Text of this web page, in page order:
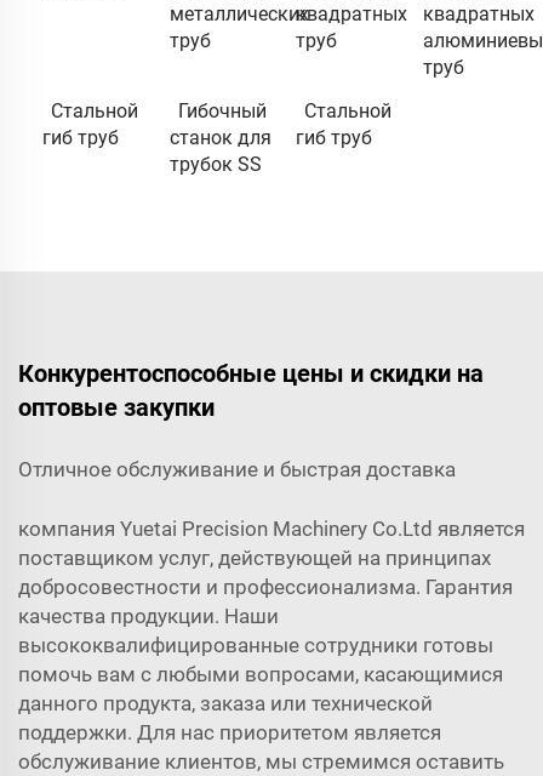
металлических
труб
квадратных
труб
квадратных
труб
Стальной
гиб труб
Гибочный
станок для
трубок SS
Стальной
гиб труб
Конкурентоспособные цены и скидки на
оптовые закупки
Отличное обслуживание и быстрая доставка
компания Yuetai Precision Machinery Co.Ltd является
поставщиком услуг, действующей на принципах
добросовестности и профессионализма. Гарантия
качества продукции. Наши
высококвалифицированные сотрудники готовы
помочь вам с любыми вопросами, касающимися
данного продукта, заказа или технической
поддержки. Для нас приоритетом является
обслуживание клиентов, мы стремимся оставить